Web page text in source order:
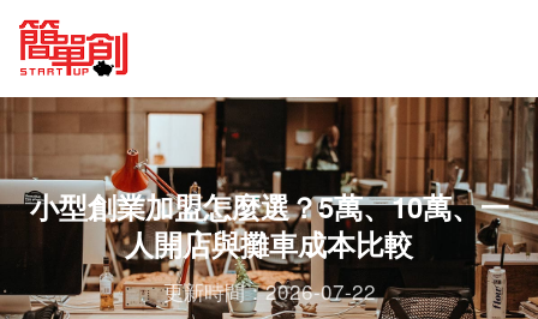
小型創業加盟怎麼選？5萬、10萬、一
人開店與攤車成本比較
更新時間：2026-07-22